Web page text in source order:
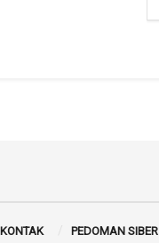
KONTAK PEDOMAN SIBER